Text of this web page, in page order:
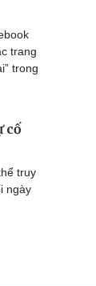
trang
trong
cố
truy
ngày